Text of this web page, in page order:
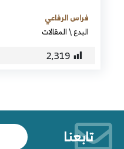
فراس الرفاعي
البدع\المقالات
2٬319
تابعنا